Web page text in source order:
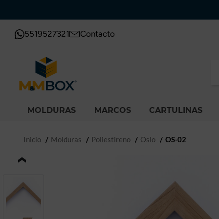
5519527321 Contacto
MOLDURAS MARCOS CARTULINAS
Inicio Molduras Poliestireno Oslo OS-02
‹